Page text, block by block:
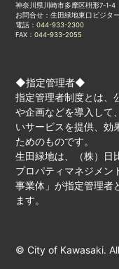
神奈川県川崎市多摩区枡形7-1-4
お問合せ：生田緑地東口ビジタ
電話：044-933-2300
FAX：044-933-2055
◆指定管理者◆
指定管理者制度とは、
や企画などを導入して
いサービスを提供、効
ためのものです。
生田緑地は、（株）日
プロパティマネジメン
事業体」が指定管理者
ます。
© City of Kawasaki.